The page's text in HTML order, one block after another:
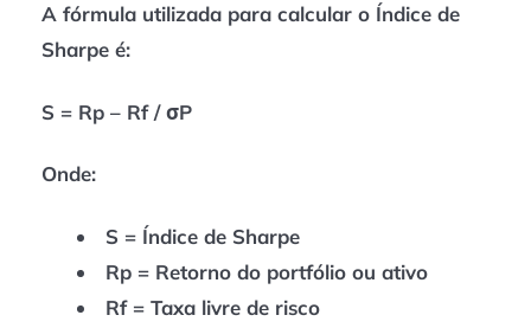
A fórmula utilizada para calcular o Índice de
Sharpe é:
S = Rp – Rf / σP
Onde:
S = Índice de Sharpe
Rp = Retorno do portfólio ou ativo
Rf = Taxa livre de risco